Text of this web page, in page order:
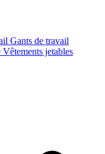
Gants de travail
Vêtements jetables